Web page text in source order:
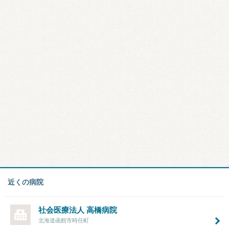
近くの病院
社会医療法人 高橋病院
北海道函館市時任町